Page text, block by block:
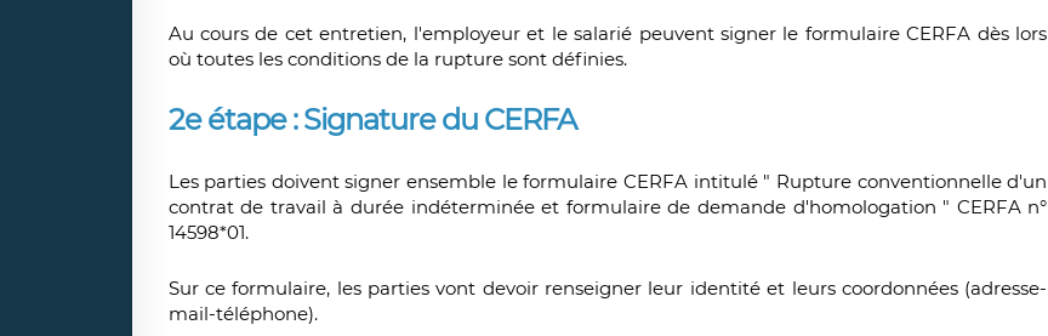
Au cours de cet entretien, l'employeur et le salarié peuvent signer le formulaire CERFA dès lors
où toutes les conditions de la rupture sont définies.
2e étape : Signature du CERFA
Les parties doivent signer ensemble le formulaire CERFA intitulé " Rupture conventionnelle d'un
contrat de travail à durée indéterminée et formulaire de demande d'homologation " CERFA n°
14598*01.
Sur ce formulaire, les parties vont devoir renseigner leur identité et leurs coordonnées (adresse-
mail-téléphone).